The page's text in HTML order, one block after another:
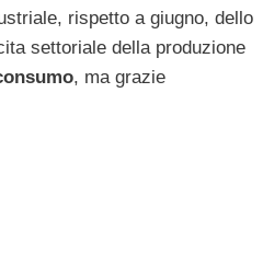
rispetto a giugno, dello
settoriale della produzione
, ma grazie